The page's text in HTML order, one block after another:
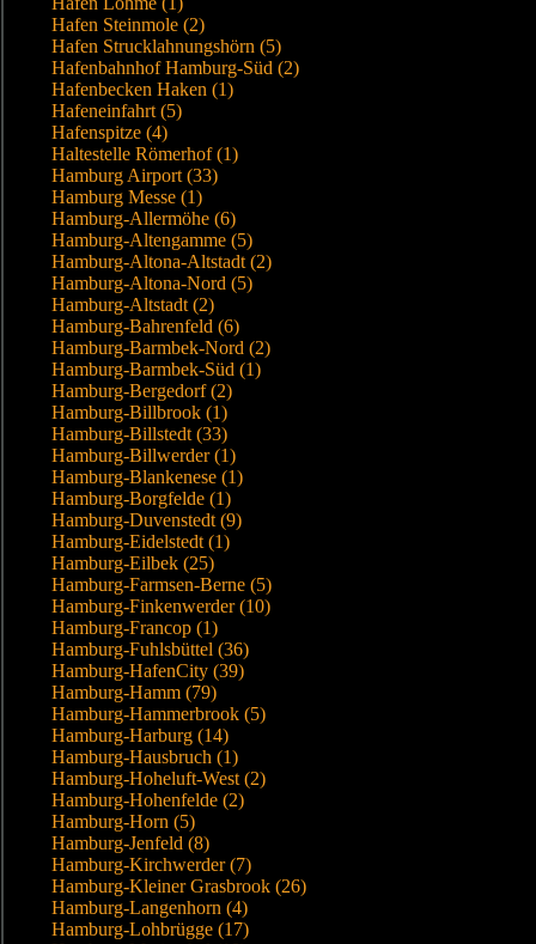
Hafen Steinmole (2)
Hafen Strucklahnungshörn (5)
Hafenbahnhof Hamburg-Süd (2)
Hafenbecken Haken (1)
Hafeneinfahrt (5)
Hafenspitze (4)
Haltestelle Römerhof (1)
Hamburg Airport (33)
Hamburg Messe (1)
Hamburg-Allermöhe (6)
Hamburg-Altengamme (5)
Hamburg-Altona-Altstadt (2)
Hamburg-Altona-Nord (5)
Hamburg-Altstadt (2)
Hamburg-Bahrenfeld (6)
Hamburg-Barmbek-Nord (2)
Hamburg-Barmbek-Süd (1)
Hamburg-Bergedorf (2)
Hamburg-Billbrook (1)
Hamburg-Billstedt (33)
Hamburg-Billwerder (1)
Hamburg-Blankenese (1)
Hamburg-Borgfelde (1)
Hamburg-Duvenstedt (9)
Hamburg-Eidelstedt (1)
Hamburg-Eilbek (25)
Hamburg-Farmsen-Berne (5)
Hamburg-Finkenwerder (10)
Hamburg-Francop (1)
Hamburg-Fuhlsbüttel (36)
Hamburg-HafenCity (39)
Hamburg-Hamm (79)
Hamburg-Hammerbrook (5)
Hamburg-Harburg (14)
Hamburg-Hausbruch (1)
Hamburg-Hoheluft-West (2)
Hamburg-Hohenfelde (2)
Hamburg-Horn (5)
Hamburg-Jenfeld (8)
Hamburg-Kirchwerder (7)
Hamburg-Kleiner Grasbrook (26)
Hamburg-Langenhorn (4)
Hamburg-Lohbrügge (17)